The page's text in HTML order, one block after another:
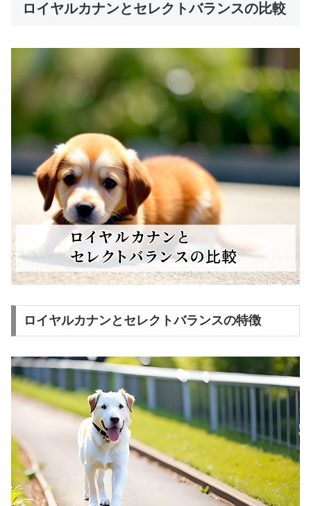
ロイヤルカナンとセレクトバランスの比較
ロイヤルカナンとセレクトバランスの特徴